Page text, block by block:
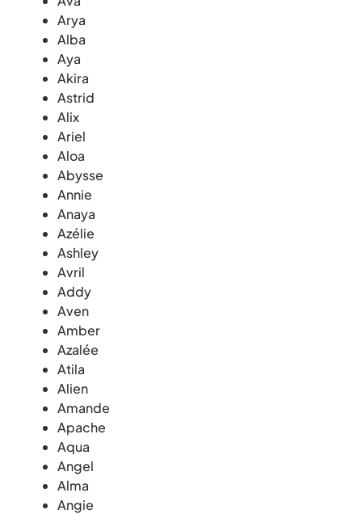
Arya
Alba
Aya
Akira
Astrid
Alix
Ariel
Aloa
Abysse
Annie
Anaya
Azélie
Ashley
Avril
Addy
Aven
Amber
Azalée
Atila
Alien
Amande
Apache
Aqua
Angel
Alma
Angie